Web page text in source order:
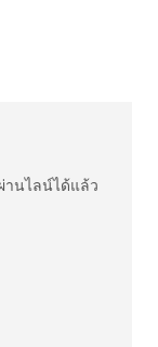
นไลน์ได้แล้ว